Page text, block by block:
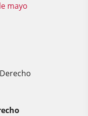
mayo